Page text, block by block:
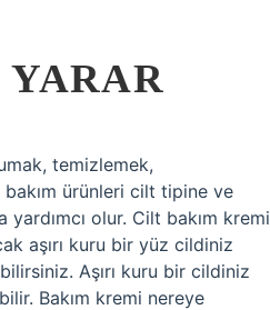
temizlemek,
bakım ürünleri cilt tipine ve
yardımcı olur. Cilt bakım kremi
aşırı kuru bir yüz cildiniz
Aşırı kuru bir cildiniz
Bakım kremi nereye